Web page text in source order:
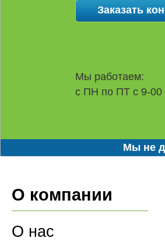
Мы работаем:
с ПН по ПТ с 9-00
Мы не
О компании
О нас